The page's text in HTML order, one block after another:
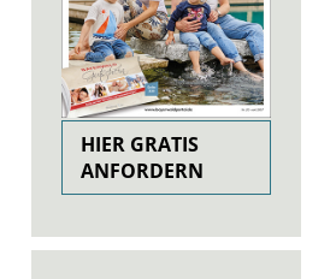
HIER GRATIS
ANFORDERN